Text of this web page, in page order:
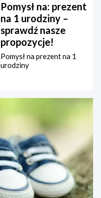
Pomysł na: prezent
na 1 urodziny –
sprawdź nasze
propozycje!
Pomysł na prezent na 1
urodziny